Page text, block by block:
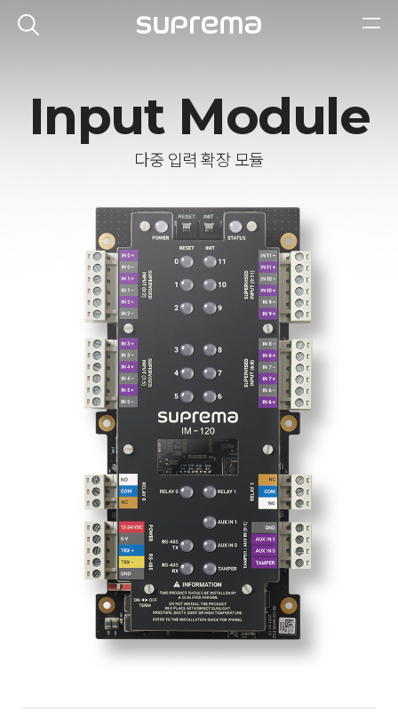
Input Module
다중 입력 확장 모듈